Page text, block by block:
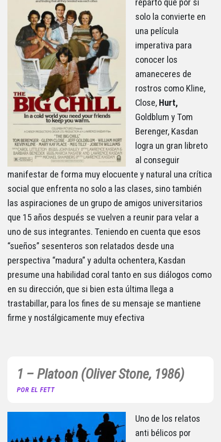
reparto que por sí
solo la convierte en
una película
imperativa para
conocer los
amaneceres de
rostros como Kline,
Close, Hurt,
Goldblum y Tom
Berenger, Kasdan
logra un gran libreto
al conseguir
manifestar de forma muy elocuente y natural una crítica
social que enfrenta no solo a las clases, sino también
las aspiraciones de un grupo de amigos universitarios
que 15 años después se vuelven a reunir para velar a
uno de sus integrantes. Teniendo en cuenta que esos
“sueños” sesenteros son relatados desde una
perspectiva “madura” y adulta ochentera, Kasdan
presume una habilidad coral tanto en sus diálogos como
en su dirección, que si bien esta última llega a
trastabillar, para los fines de su mensaje se mantiene
firme y nostálgicamente muy efectiva
1 – Platoon (Oliver Stone, 1986)
POR EL FETT
Uno de los relatos
anti bélicos por